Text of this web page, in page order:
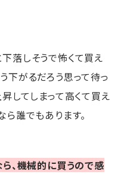
落しそうで怖くて買え
下がるだろう思って待っ
してしまって高くて買え
誰でもあります。
、機械的に買うので感